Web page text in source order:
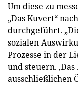
Um diese zu
„Das Kuvert“
durchgeführt.
sozialen
Prozesse in der
und steuern.
ausschließlichen